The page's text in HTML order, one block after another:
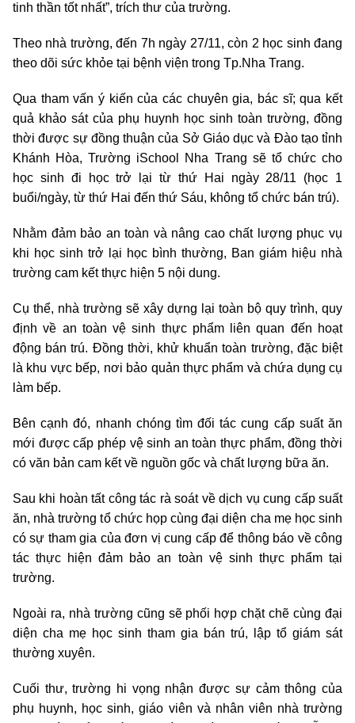
tinh thần tốt nhất”, trích thư của trường.
Theo nhà trường, đến 7h ngày 27/11, còn 2 học sinh đang
theo dõi sức khỏe tại bệnh viện trong Tp.Nha Trang.
Qua tham vấn ý kiến của các chuyên gia, bác sĩ; qua kết
quả khảo sát của phụ huynh học sinh toàn trường, đồng
thời được sự đồng thuận của Sở Giáo dục và Đào tạo tỉnh
Khánh Hòa, Trường iSchool Nha Trang sẽ tổ chức cho
học sinh đi học trở lại từ thứ Hai ngày 28/11 (học 1
buổi/ngày, từ thứ Hai đến thứ Sáu, không tổ chức bán trú).
Nhằm đảm bảo an toàn và nâng cao chất lượng phục vụ
khi học sinh trở lại học bình thường, Ban giám hiệu nhà
trường cam kết thực hiện 5 nội dung.
Cụ thể, nhà trường sẽ xây dựng lại toàn bộ quy trình, quy
định về an toàn vệ sinh thực phẩm liên quan đến hoạt
động bán trú. Đồng thời, khử khuẩn toàn trường, đặc biệt
là khu vực bếp, nơi bảo quản thực phẩm và chứa dụng cụ
làm bếp.
Bên cạnh đó, nhanh chóng tìm đối tác cung cấp suất ăn
mới được cấp phép vệ sinh an toàn thực phẩm, đồng thời
có văn bản cam kết về nguồn gốc và chất lượng bữa ăn.
Sau khi hoàn tất công tác rà soát về dịch vụ cung cấp suất
ăn, nhà trường tổ chức họp cùng đại diện cha mẹ học sinh
có sự tham gia của đơn vị cung cấp để thông báo về công
tác thực hiện đảm bảo an toàn vệ sinh thực phẩm tại
trường.
Ngoài ra, nhà trường cũng sẽ phối hợp chặt chẽ cùng đại
diện cha mẹ học sinh tham gia bán trú, lập tổ giám sát
thường xuyên.
Cuối thư, trường hi vọng nhận được sự cảm thông của
phụ huynh, học sinh, giáo viên và nhân viên nhà trường